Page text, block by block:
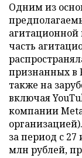
Одним из
часть
признанных в
также на
включая
компании
за период с 27
млн рублей,